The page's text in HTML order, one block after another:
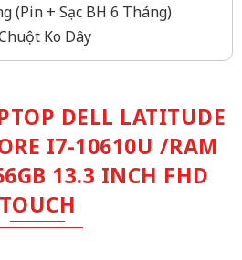
(Pin + Sạc BH 6 Tháng)
Ko Dây
DELL LATITUDE
I7-10610U /RAM
13.3 INCH FHD
TOUCH